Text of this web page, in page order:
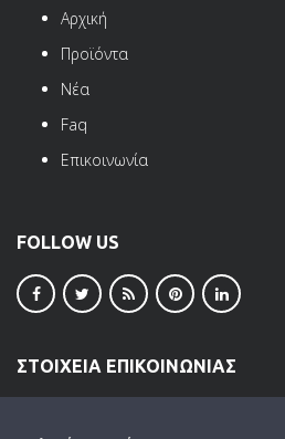
Αρχική
Προϊόντα
Νέα
Faq
Επικοινωνία
FOLLOW US
ΣΤΟΙΧΕΙΑ ΕΠΙΚΟΙΝΩΝΙΑΣ